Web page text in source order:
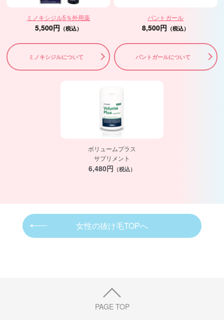
ミノキシジル5％外用薬
5,500円 （税込）
ミノキシジルについて
パントガール
8,500円 （税込）
パントガールについて
ボリュームプラス
サプリメント
6,480円 （税込）
女性の抜け毛TOPへ
PAGE TOP